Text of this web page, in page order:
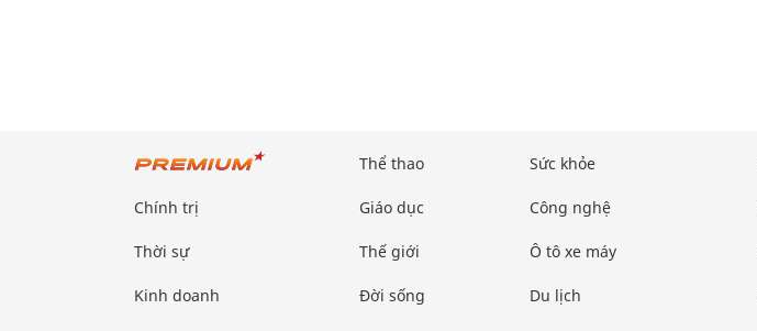
Chính trị
Thời sự
Kinh doanh
Thể thao
Giáo dục
Thế giới
Đời sống
Sức khỏe
Công nghệ
Ô tô xe máy
Du lịch